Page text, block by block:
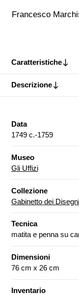
Francesco
Caratteristiche
Descrizione
Data
1749 c.-1759
Museo
Gli Uffizi
Collezione
Gabinetto dei
Tecnica
matita e penna su
Dimensioni
76 cm x 26 cm
Inventario